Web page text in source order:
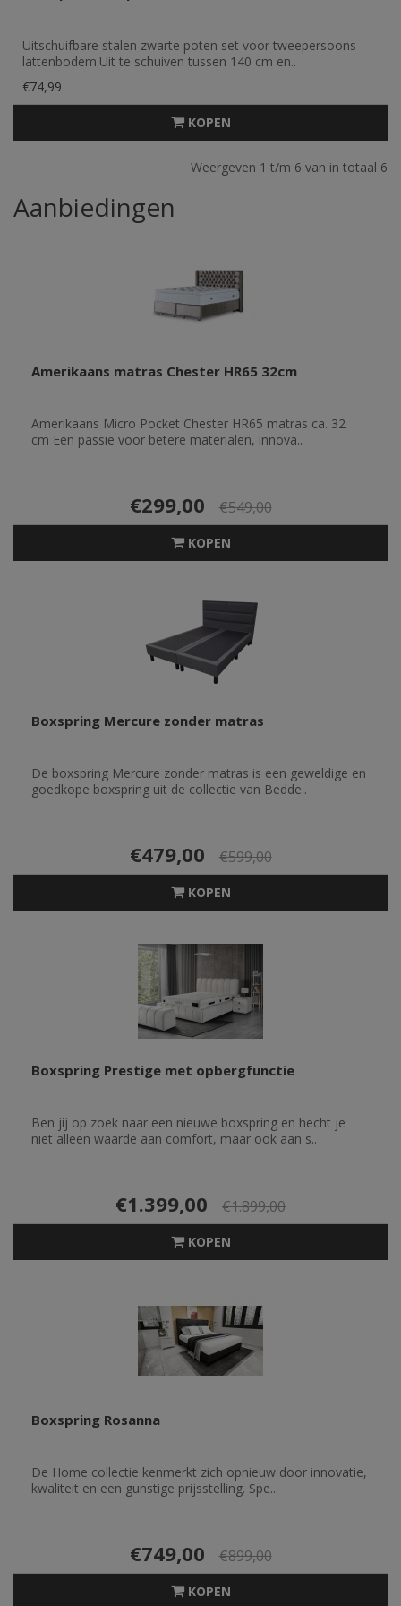
Uitschuifbare stalen zwarte poten set voor tweepersoons
lattenbodem.Uit te schuiven tussen 140 cm en..
€74,99
KOPEN
Weergeven 1 t/m 6 van in totaal 6
Aanbiedingen
Amerikaans matras Chester HR65 32cm
Amerikaans Micro Pocket Chester HR65 matras ca. 32
cm Een passie voor betere materialen, innova..
€299,00 €549,00
KOPEN
Boxspring Mercure zonder matras
De boxspring Mercure zonder matras is een geweldige en
goedkope boxspring uit de collectie van Bedde..
€479,00 €599,00
KOPEN
Boxspring Prestige met opbergfunctie
Ben jij op zoek naar een nieuwe boxspring en hecht je
niet alleen waarde aan comfort, maar ook aan s..
€1.399,00 €1.899,00
KOPEN
Boxspring Rosanna
De Home collectie kenmerkt zich opnieuw door innovatie,
kwaliteit en een gunstige prijsstelling. Spe..
€749,00 €899,00
KOPEN